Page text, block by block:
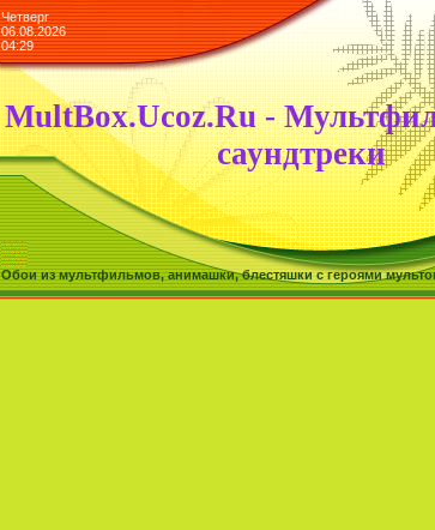
Четверг
06.08.2026
04:29
MultBox.Ucoz.Ru -
саундтреки
Обои из мультфильмов, анимашки, блестяшки с героями